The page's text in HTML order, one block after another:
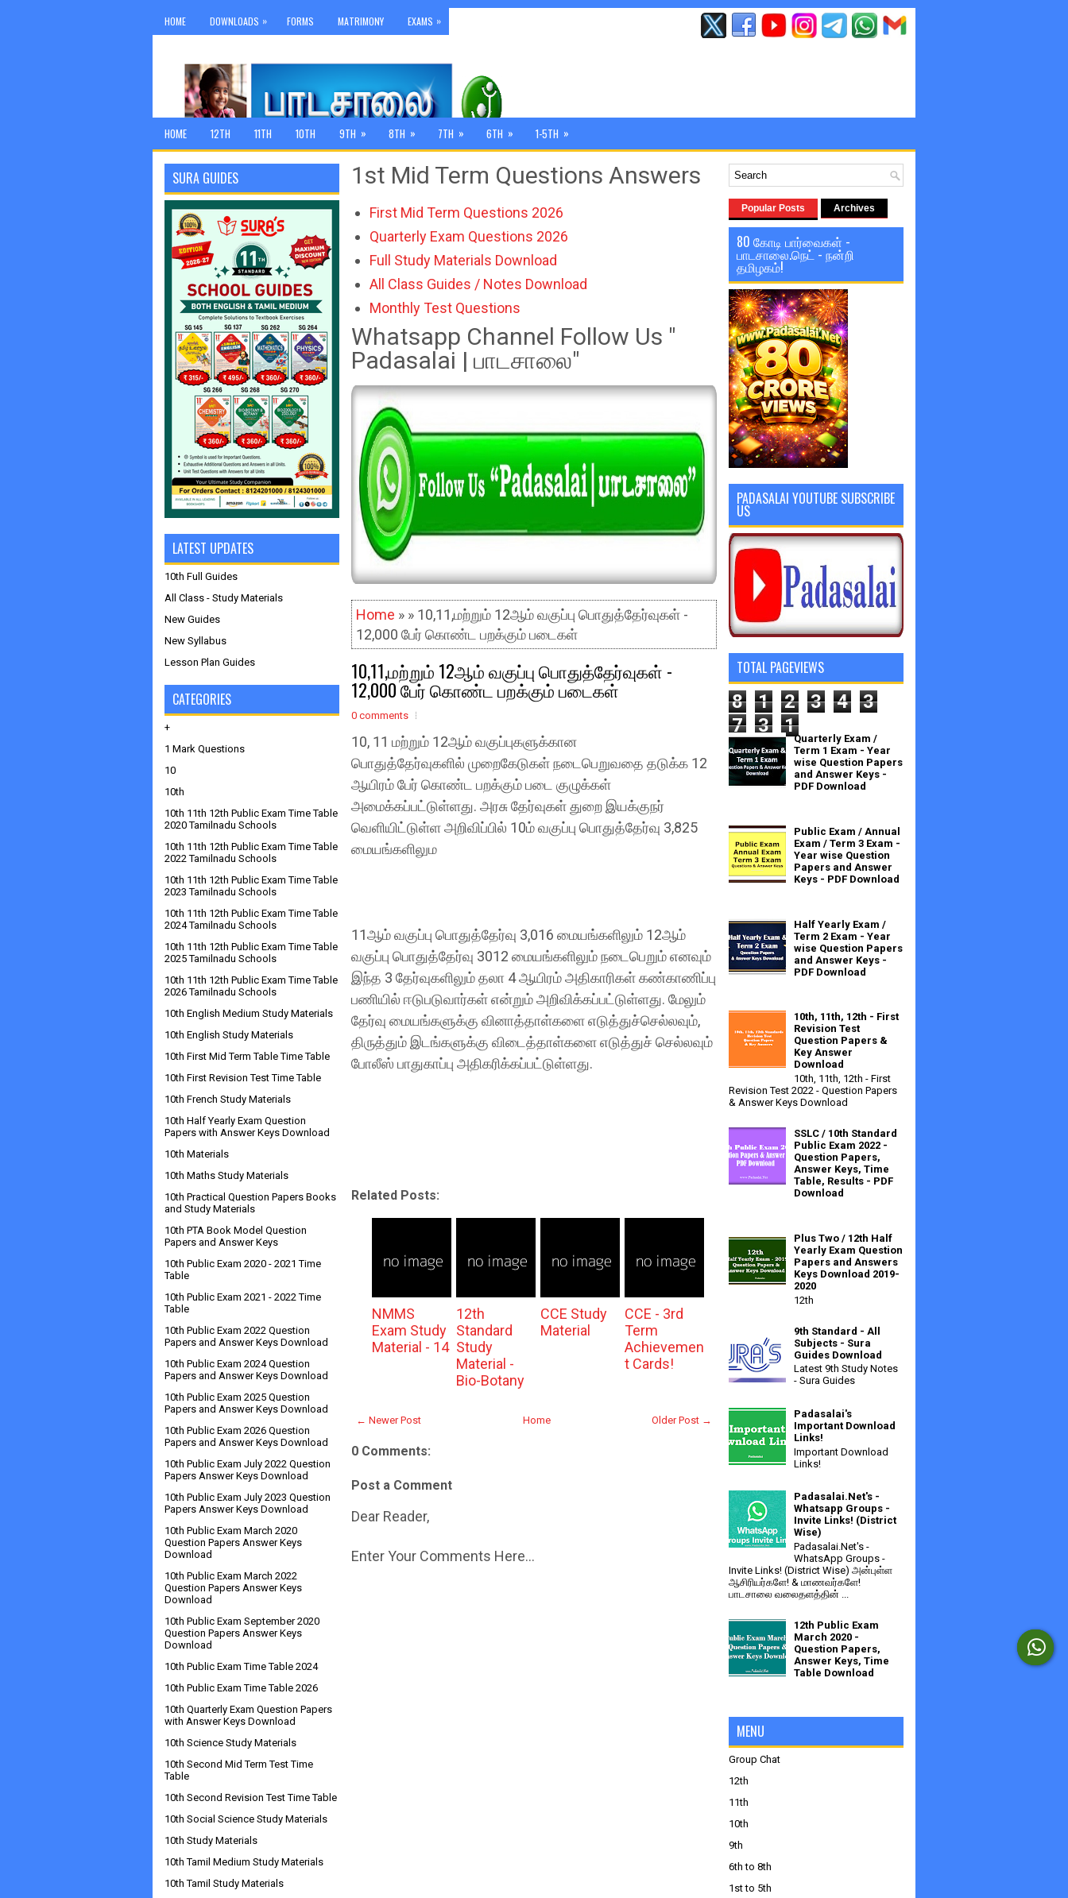
HOME DOWNLOADS » FORMS MATRIMONY EXAMS »
HOME 12TH 11TH 10TH 9TH » 8TH » 7TH » 6TH » 1-5TH »
1st Mid Term Questions Answers
First Mid Term Questions 2026
Quarterly Exam Questions 2026
Full Study Materials Download
All Class Guides / Notes Download
Monthly Test Questions
Whatsapp Channel Follow Us "
Padasalai | பாடசாலை"
Home » » 10,11,மற்றும் 12ஆம் வகுப்பு பொதுத்தேர்வுகள் -
12,000 பேர் கொண்ட பறக்கும் படைகள்
10,11,மற்றும் 12ஆம் வகுப்பு பொதுத்தேர்வுகள் -
12,000 பேர் கொண்ட பறக்கும் படைகள்
0 comments
10, 11 மற்றும் 12ஆம் வகுப்புகளுக்கான
பொதுத்தேர்வுகளில் முறைகேடுகள் நடைபெறுவதை தடுக்க 12
ஆயிரம் பேர் கொண்ட பறக்கும் படை குழுக்கள்
அமைக்கப்பட்டுள்ளது. அரசு தேர்வுகள் துறை இயக்குநர்
வெளியிட்டுள்ள அறிவிப்பில் 10ம் வகுப்பு பொதுத்தேர்வு 3,825
மையங்களிலும
11ஆம் வகுப்பு பொதுத்தேர்வு 3,016 மையங்களிலும் 12ஆம்
வகுப்பு பொதுத்தேர்வு 3012 மையங்களிலும் நடைபெறும் எனவும்
இந்த 3 தேர்வுகளிலும் தலா 4 ஆயிரம் அதிகாரிகள் கண்காணிப்பு
பணியில் ஈடுபடுவார்கள் என்றும் அறிவிக்கப்பட்டுள்ளது. மேலும்
தேர்வு மையங்களுக்கு வினாத்தாள்களை எடுத்துச்செல்லவும்,
திருத்தும் இடங்களுக்கு விடைத்தாள்களை எடுத்துச் செல்லவும்
போலீஸ் பாதுகாப்பு அதிகரிக்கப்பட்டுள்ளது.
Related Posts:
NMMS
Exam Study
Material - 14
12th
Standard
Study
Material -
Bio-Botany
CCE Study
Material
CCE - 3rd
Term
Achievemen
t Cards!
← Newer Post Older Post →
Home
0 Comments:
Post a Comment
Dear Reader,
Enter Your Comments Here...
SURA GUIDES
LATEST UPDATES
10th Full Guides
All Class - Study Materials
New Guides
New Syllabus
Lesson Plan Guides
CATEGORIES
+
1 Mark Questions
10
10th
10th 11th 12th Public Exam Time Table
2020 Tamilnadu Schools
10th 11th 12th Public Exam Time Table
2022 Tamilnadu Schools
10th 11th 12th Public Exam Time Table
2023 Tamilnadu Schools
10th 11th 12th Public Exam Time Table
2024 Tamilnadu Schools
10th 11th 12th Public Exam Time Table
2025 Tamilnadu Schools
10th 11th 12th Public Exam Time Table
2026 Tamilnadu Schools
10th English Medium Study Materials
10th English Study Materials
10th First Mid Term Table Time Table
10th First Revision Test Time Table
10th French Study Materials
10th Half Yearly Exam Question
Papers with Answer Keys Download
10th Materials
10th Maths Study Materials
10th Practical Question Papers Books
and Study Materials
10th PTA Book Model Question
Papers and Answer Keys
10th Public Exam 2020 - 2021 Time
Table
10th Public Exam 2021 - 2022 Time
Table
10th Public Exam 2022 Question
Papers and Answer Keys Download
10th Public Exam 2024 Question
Papers and Answer Keys Download
10th Public Exam 2025 Question
Papers and Answer Keys Download
10th Public Exam 2026 Question
Papers and Answer Keys Download
10th Public Exam July 2022 Question
Papers Answer Keys Download
10th Public Exam July 2023 Question
Papers Answer Keys Download
10th Public Exam March 2020
Question Papers Answer Keys
Download
10th Public Exam March 2022
Question Papers Answer Keys
Download
10th Public Exam September 2020
Question Papers Answer Keys
Download
10th Public Exam Time Table 2024
10th Public Exam Time Table 2026
10th Quarterly Exam Question Papers
with Answer Keys Download
10th Science Study Materials
10th Second Mid Term Test Time
Table
10th Second Revision Test Time Table
10th Social Science Study Materials
10th Study Materials
10th Tamil Medium Study Materials
10th Tamil Study Materials
Popular Posts Archives
80 கோடி பார்வைகள் -
பாடசாலை.நெட் - நன்றி
தமிழகம்!
PADASALAI YOUTUBE SUBSCRIBE
US
TOTAL PAGEVIEWS
8 1 2 3 4
3
7
3 1
Quarterly Exam /
Term 1 Exam - Year
wise Question Papers
and Answer Keys -
PDF Download
Public Exam / Annual
Exam / Term 3 Exam -
Year wise Question
Papers and Answer
Keys - PDF Download
Half Yearly Exam /
Term 2 Exam - Year
wise Question Papers
and Answer Keys -
PDF Download
10th, 11th, 12th - First
Revision Test
Question Papers &
Key Answer
Download
10th, 11th, 12th - First
Revision Test 2022 - Question Papers
& Answer Keys Download
SSLC / 10th Standard
Public Exam 2022 -
Question Papers,
Answer Keys, Time
Table, Results - PDF
Download
Plus Two / 12th Half
Yearly Exam Question
Papers and Answers
Keys Download 2019-
2020
12th
9th Standard - All
Subjects - Sura
Guides Download
Latest 9th Study Notes
- Sura Guides
Padasalai's
Important Download
Links!
Important Download
Links!
Padasalai.Net's -
Whatsapp Groups -
Invite Links! (District
Wise)
Padasalai.Net's -
WhatsApp Groups -
Invite Links! (District Wise) அன்புள்ள
ஆசிரியர்களே! & மாணவர்களே!
பாடசாலை வலைதளத்தின் ...
12th Public Exam
March 2020 -
Question Papers,
Answer Keys, Time
Table Download
MENU
Group Chat
12th
11th
10th
9th
6th to 8th
1st to 5th